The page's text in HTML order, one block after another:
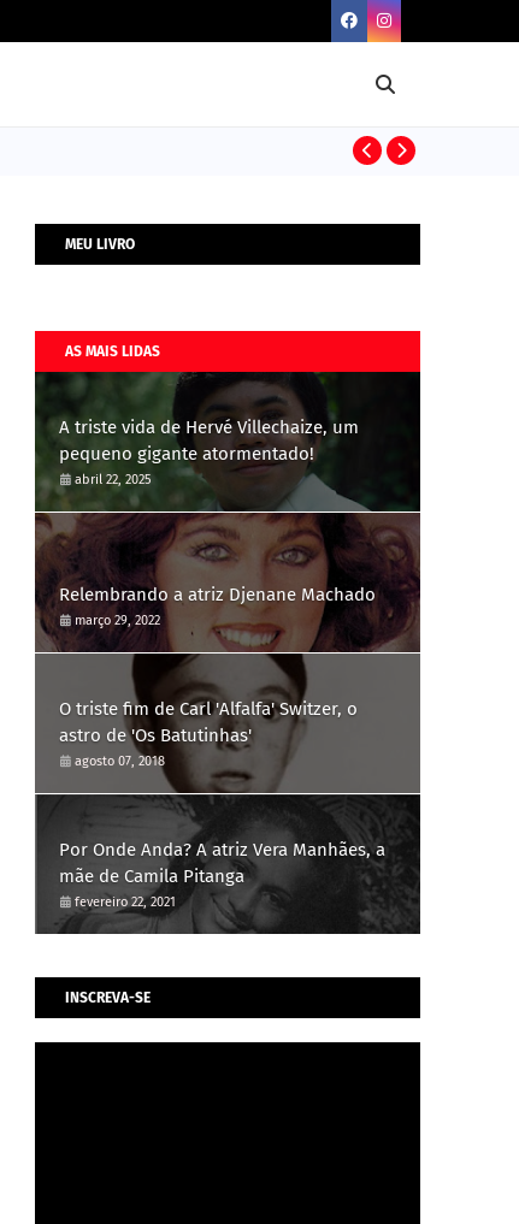
MEU LIVRO
AS MAIS LIDAS
A triste vida de Hervé Villechaize, um
pequeno gigante atormentado!
abril 22, 2025
Relembrando a atriz Djenane Machado
março 29, 2022
O triste fim de Carl 'Alfalfa' Switzer, o
astro de 'Os Batutinhas'
agosto 07, 2018
Por Onde Anda? A atriz Vera Manhães, a
mãe de Camila Pitanga
fevereiro 22, 2021
INSCREVA-SE